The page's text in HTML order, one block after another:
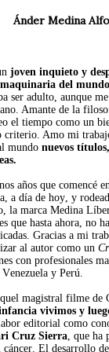
Ánder Medina
joven inquieto y
del
ser adulto, aunque
Amante de la
el tiempo como un
criterio. Amo mi
mundo nuevos
años que comencé
a día de hoy, y
la marca Medina
que hasta ahora, no
Gracias a mi
al autor como un
con profesionales
y Perú.
magistral filme de
vivimos y
editorial como
Cruz Sierra , que
cáncer. El desarrollo